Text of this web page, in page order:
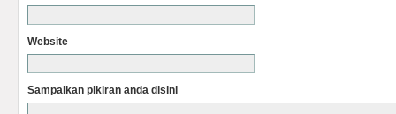
Website
Sampaikan pikiran anda disini